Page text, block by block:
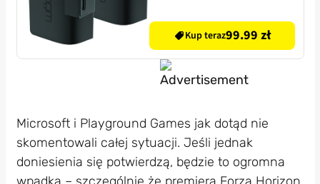
Kup teraz99.99 zł
Microsoft i Playground Games jak dotąd nie
skomentowali całej sytuacji. Jeśli jednak
doniesienia się potwierdzą, będzie to ogromna